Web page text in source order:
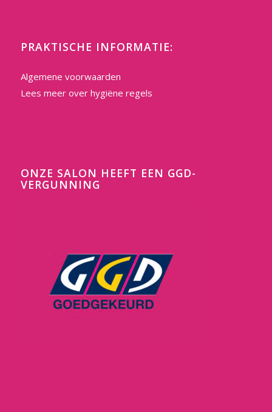
PRAKTISCHE INFORMATIE:
Algemene voorwaarden
Lees meer over hygiëne regels
ONZE SALON HEEFT EEN GGD-
VERGUNNING